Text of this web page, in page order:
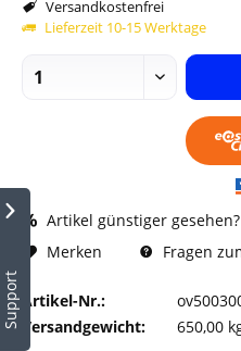
Support
Versandkostenfrei
Lieferzeit 10-15 Werktage
Artikel günstiger gesehen?
Merken
Fragen
Artikel-Nr.:
Versandgewicht:
650,00